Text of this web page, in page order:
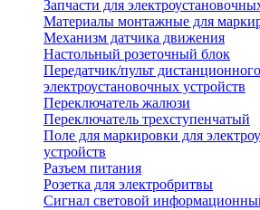
Запчасти для
Материалы монтажные для
Механизм датчика движения
Настольный розеточный блок
Передатчик/пульт
электроустановочных устройств
Переключатель жалюзи
Переключатель трехступенчатый
Поле для маркировки для
устройств
Разъем питания
Розетка для электробритвы
Сигнал световой